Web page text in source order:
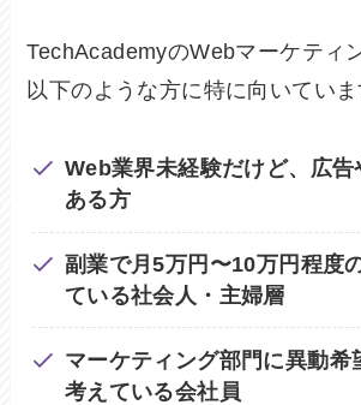
TechAcademyのWebマーケティ
以下のような方に特に向いていま
Web業界未経験だけど、広
ある方
副業で月5万円〜10万円程度
ている社会人・主婦層
マーケティング部門に異動希
考えている会社員